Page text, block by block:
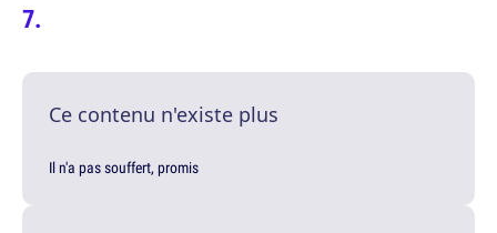
Ce contenu n'existe plus
Il n'a pas souffert, promis